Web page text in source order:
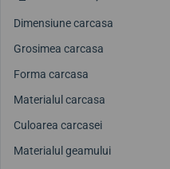
Dimensiune carcasa
Grosimea carcasa
Forma carcasa
Materialul carcasa
Culoarea carcasei
Materialul geamului